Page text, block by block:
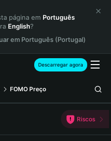
página em Português
English?
em Português (Portugal)
Descarregar agora
FOMO Preço
Riscos